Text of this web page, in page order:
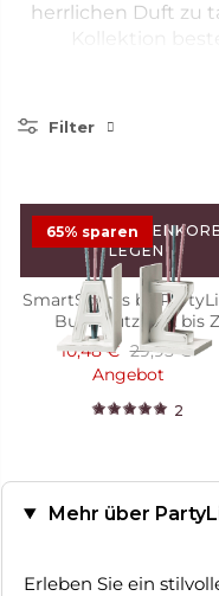
herrlichen Duft zu
Kollektion
anhaltenden Duft
SmartScents
Filter
65% sparen
IN DEN
LEGEN
SmartScents by
Buchstützen A bis Z
10,48 € 29,95 €
Angebot
2
Mehr über
Erleben Sie ein